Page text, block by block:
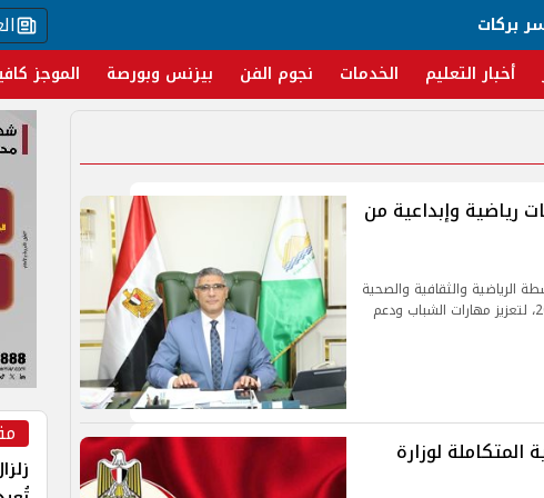
بركات
أخبار التعليم الخدمات نجوم الفن بيزنس وبورصة الموجز
رياضية وإبداعية من
الرياضية والثقافية والصحية
بمراكز الشباب من 10 إلى 15 أغسطس 2025، لتعزيز مهارات الشباب ودعم
لوزارة